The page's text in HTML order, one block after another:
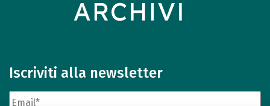
Iscriviti alla newsletter